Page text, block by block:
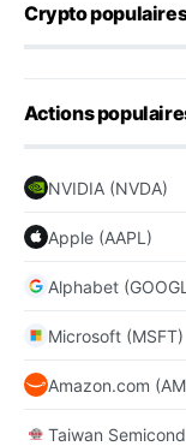
Crypto
Actions
NVIDIA (NVDA)
Apple (AAPL)
Alphabet
Microsoft (MSFT)
Amazon.com
Taiwan